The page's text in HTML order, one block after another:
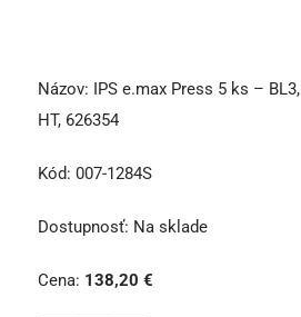
Názov:
IPS e.max Press 5 ks – BL3,
HT, 626354
Kód: 007-1284S
Dostupnosť: Na sklade
Cena: 138,20 €